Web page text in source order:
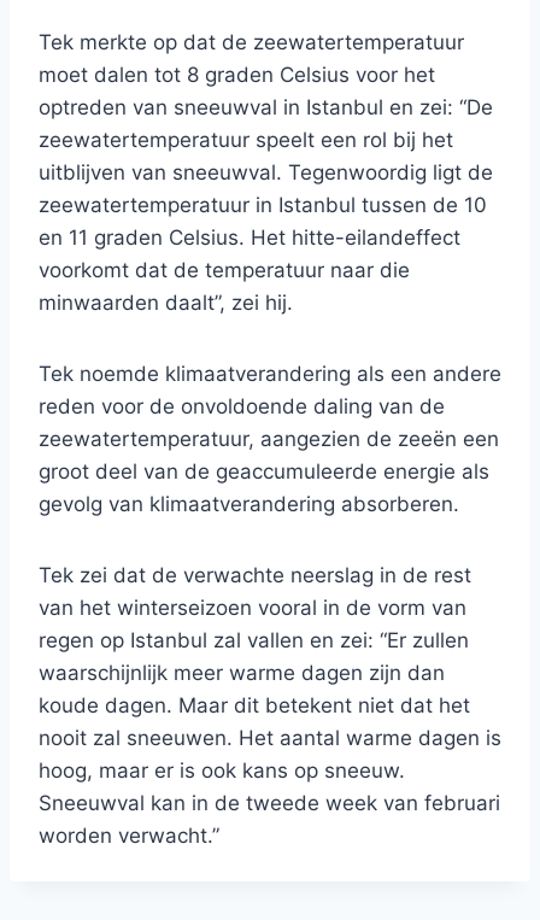
Tek merkte op dat de zeewatertemperatuur
moet dalen tot 8 graden Celsius voor het
optreden van sneeuwval in Istanbul en zei: “De
zeewatertemperatuur speelt een rol bij het
uitblijven van sneeuwval. Tegenwoordig ligt de
zeewatertemperatuur in Istanbul tussen de 10
en 11 graden Celsius. Het hitte-eilandeffect
voorkomt dat de temperatuur naar die
minwaarden daalt”, zei hij.
Tek noemde klimaatverandering als een andere
reden voor de onvoldoende daling van de
zeewatertemperatuur, aangezien de zeeën een
groot deel van de geaccumuleerde energie als
gevolg van klimaatverandering absorberen.
Tek zei dat de verwachte neerslag in de rest
van het winterseizoen vooral in de vorm van
regen op Istanbul zal vallen en zei: “Er zullen
waarschijnlijk meer warme dagen zijn dan
koude dagen. Maar dit betekent niet dat het
nooit zal sneeuwen. Het aantal warme dagen is
hoog, maar er is ook kans op sneeuw.
Sneeuwval kan in de tweede week van februari
worden verwacht.”